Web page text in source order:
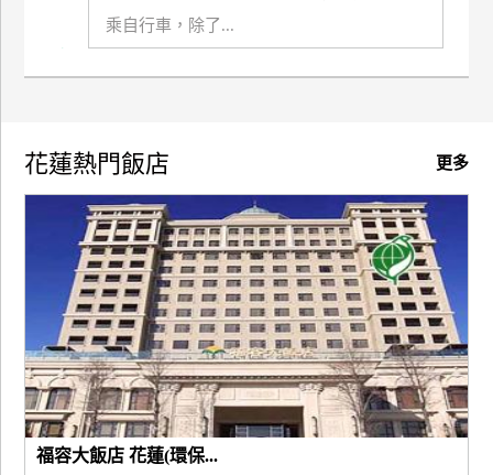
款
收
飯
店
合
作
乘自行車，除了...
更多
花蓮熱門飯店
福容大飯店 花蓮(環保...